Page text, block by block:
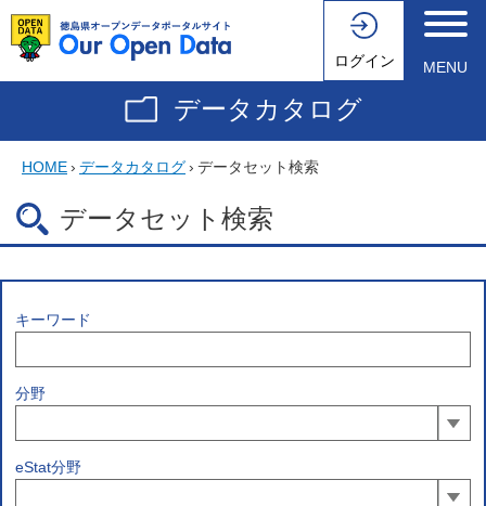
ログイン MENU
データカタログ
HOME› データカタログ› データセット検索
データセット検索
キーワード
分野
eStat分野